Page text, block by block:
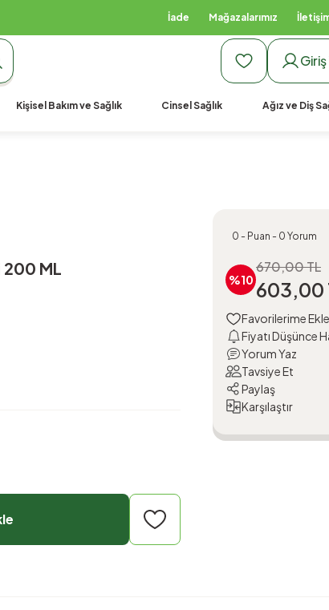
Kargo
İade Mağazalarımız
Kişisel Bakım ve Sağlık Cinsel Sağlık Ağız ve Diş
200 ML
0 - Puan - 0 Yorum
%10
670,00 TL
603,00
Fiyatı Düşünce
Yorum Yaz
Tavsiye Et
Paylaş
Karşılaştır